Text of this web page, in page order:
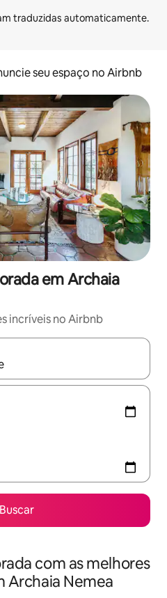
seu espaço no Airbnb
em Archaia
incríveis no Airbnb
disponíveis, explore-os
Buscar
com as melhores
Archaia Nemea